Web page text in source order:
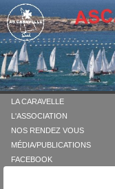
LA CARAVELLE
L'ASSOCIATION
NOS RENDEZ VOUS
MÉDIA/PUBLICATIONS
FACEBOOK